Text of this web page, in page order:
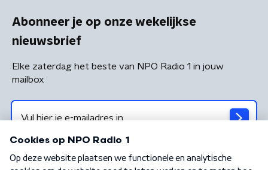
Abonneer je op onze wekelijkse
nieuwsbrief
Elke zaterdag het beste van NPO Radio 1 in jouw
mailbox